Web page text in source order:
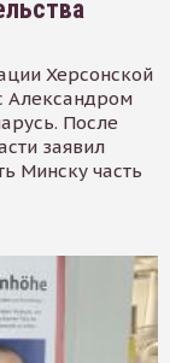
Херсонской
Александром
После
заявил
Минску часть